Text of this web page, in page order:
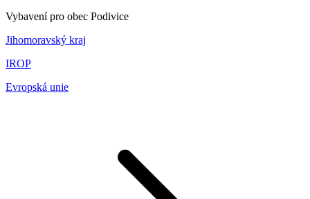
Vybavení pro obec Podivice
Jihomoravský kraj
IROP
Evropská unie